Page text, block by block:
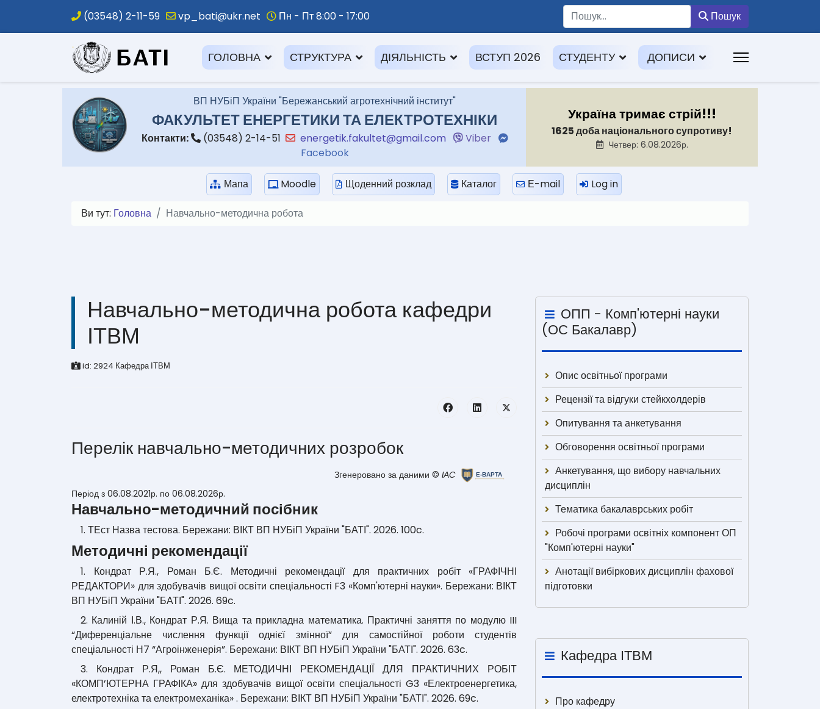
(03548) 2-11-59 vp_bati@ukr.net Пн - Пт 8:00 - 17:00 Пошук
.
ГОЛОВНА СТРУКТУРА ДІЯЛЬНІСТЬ ВСТУП 2026 СТУДЕНТУ ДОПИСИ
ВП НУБіП України "Бережанський агротехнічний інститут"
ФАКУЛЬТЕТ ЕНЕРГЕТИКИ ТА ЕЛЕКТРОТЕХНІКИ
Контакти: (03548) 2-14-51 energetik.fakultet@gmail.com
Viber
Facebook
Україна тримає стрій!!!
1625 доба національного супротиву!
Четвер: 6.08.2026р.
Мапа Moodle Щоденний розклад Каталог Е-mail Log in
Ви тут: Головна Навчально-методична робота
Навчально-методична робота кафедри
ІТВМ
id: 2924 Кафедра ІТВМ
Перелік навчально-методичних розробок
Згенеровано за даними © IАC
Період з 06.08.2021р. по 06.08.2026р.
Навчально-методичний посібник
1. ТЕст Назва тестова. Бережани: ВІКТ ВП НУБіП України "БАТІ". 2026. 100c.
Методичні рекомендації
1. Кондрат Р.Я., Роман Б.Є. Методичні рекомендації для практичних робіт «ГРАФІЧНІ
РЕДАКТОРИ» для здобувачів вищої освіти спеціальності F3 «Комп'ютерні науки». Бережани: ВІКТ
ВП НУБіП України "БАТІ". 2026. 69c.
2. Калиній І.В., Кондрат Р.Я. Вища та прикладна математика. Практичні заняття по модулю III
“Диференціальне числення функції однієї змінної” для самостійної роботи студентів
спеціальності Н7 “Агроінженерія”. Бережани: ВІКТ ВП НУБіП України "БАТІ". 2026. 63c.
3. Кондрат Р.Я,, Роман Б.Є. МЕТОДИЧНІ РЕКОМЕНДАЦІЇ ДЛЯ ПРАКТИЧНИХ РОБІТ
«КОМП’ЮТЕРНА ГРАФІКА» для здобувачів вищої освіти спеціальності G3 «Електроенергетика,
електротехніка та електромеханіка» . Бережани: ВІКТ ВП НУБіП України "БАТІ". 2026. 69c.
ОПП - Комп'ютерні науки
(ОС Бакалавр)
Опис освітньої програми
Рецензії та відгуки стейкхолдерів
Опитування та анкетування
Обговорення освітньої програми
Анкетування, що вибору навчальних
дисциплін
Тематика бакалаврських робіт
Робочі програми освітніх компонент ОП
"Комп'ютерні науки"
Анотації вибіркових дисциплін фахової
підготовки
Кафедра ІТВМ
Про кафедру